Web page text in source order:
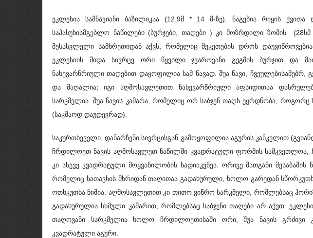
ეკლესია სამნავიანი ბაზილიკაა (12.9მ * 14 მ-ზე), ნაგებია რიყის
საპასუხისმგებლო ნაწილები (ბურჯები, თაღები ) კი მოზრდილი ზომის
შესასვლელი სამხრეთიდან აქვს, რომელიც შეკეთების დროს
ეკლესიის შიდა სივრცე ორი წყვილი ჯვაროვანი გეგმის ბურჯით და
ნახევარწრიული თაღებით დაყოფილია სამ ნავად. შუა ნავი,
და მაღალია; იგი აღმოსავლეთით ნახევარწრიული აფსიდითაა
სარკმელია. შუა ნავის კამარა, რომელიც ორ საბჯენ თაღს ეყრდნობა, როგორც
(საკმაოდ დაუდევრად).
საკურთხეველი, დანარჩენი სივრცისგან გამოყოფილია აგურის კანკელით
ჩრდილოეთ ნავის აღმოსავლეთ ნაწილში კვადრატული ფორმის სამკვეთლოა,
კი ასევე კვადრატული მოყვანილობის სადიაკვნეა. ორივე მათგანი
რომელიც სათავსის მხრიდან თაღითაა გადახურული, ხოლო გარედან
ოთხკუთხა ნიშია. აღმოსავლეთით კი თითო ვიწრო სარკმელი, რომლებსაც
გადახურულია სხმული კამარით, რომლებსაც საბჯენი თაღები არ აქვთ.
თაღოვანი სარკმელია ხოლო ჩრდილოეთისაში ორი, შუა ნავის გრძივი
კვადრატული აგური.